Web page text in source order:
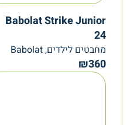
Babolat Strike Junior
24
מחבטים לילדים, Babolat
₪360